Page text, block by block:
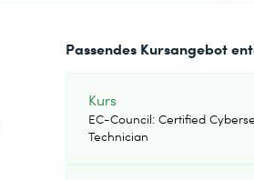
Passendes Kursangebot
Kurs
EC-Council: Certified
Technician